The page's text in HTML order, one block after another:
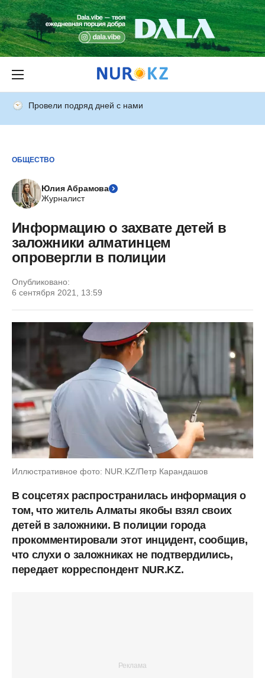
Провели подряд дней с нами
ОБЩЕСТВО
Юлия Абрамова
Журналист
Информацию о захвате детей в
заложники алматинцем
опровергли в полиции
Опубликовано:
6 сентября 2021, 13:59
Иллюстративное фото: NUR.KZ/Петр Карандашов
В соцсетях распространилась информация о
том, что житель Алматы якобы взял своих
детей в заложники. В полиции города
прокомментировали этот инцидент, сообщив,
что слухи о заложниках не подтвердились,
передает корреспондент NUR.KZ.